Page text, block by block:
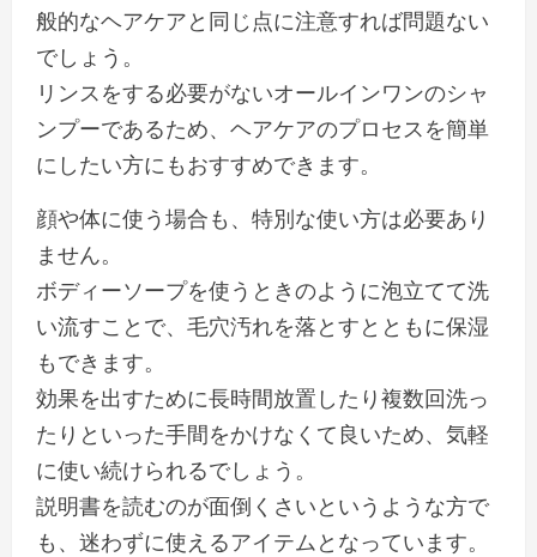
般的なヘアケアと同じ点に注意すれば問題ない
でしょう。
リンスをする必要がないオールインワンのシャ
ンプーであるため、ヘアケアのプロセスを簡単
にしたい方にもおすすめできます。
顔や体に使う場合も、特別な使い方は必要あり
ません。
ボディーソープを使うときのように泡立てて洗
い流すことで、毛穴汚れを落とすとともに保湿
もできます。
効果を出すために長時間放置したり複数回洗っ
たりといった手間をかけなくて良いため、気軽
に使い続けられるでしょう。
説明書を読むのが面倒くさいというような方で
も、迷わずに使えるアイテムとなっています。